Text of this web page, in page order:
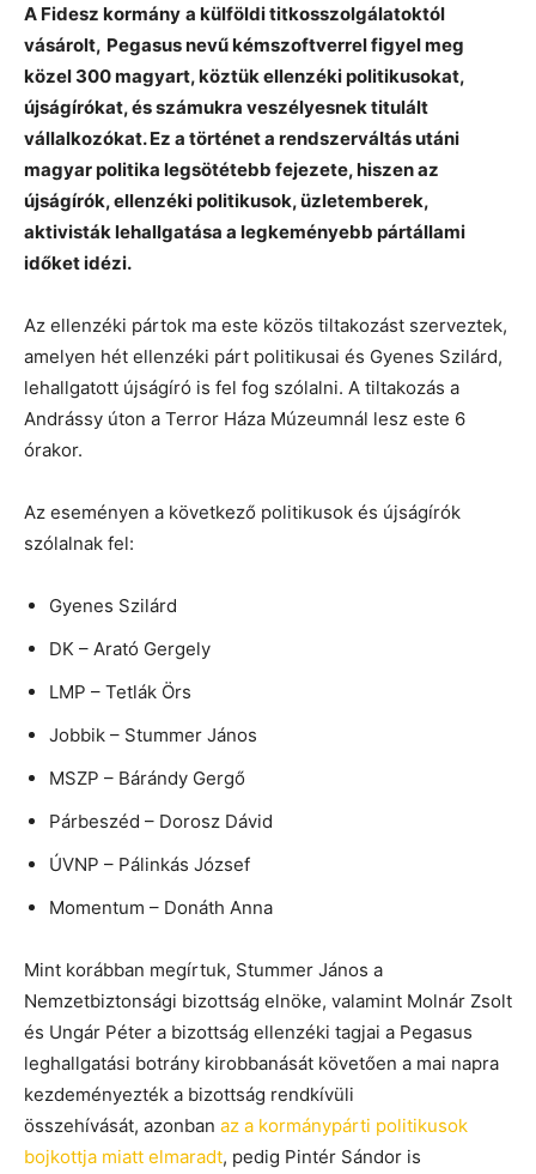
A Fidesz kormány a külföldi titkosszolgálatoktól
vásárolt, Pegasus nevű kémszoftverrel figyel meg
közel 300 magyart, köztük ellenzéki politikusokat,
újságírókat, és számukra veszélyesnek titulált
vállalkozókat. Ez a történet a rendszerváltás utáni
magyar politika legsötétebb fejezete, hiszen az
újságírók, ellenzéki politikusok, üzletemberek,
aktivisták lehallgatása a legkeményebb pártállami
időket idézi.
Az ellenzéki pártok ma este közös tiltakozást szerveztek,
amelyen hét ellenzéki párt politikusai és Gyenes Szilárd,
lehallgatott újságíró is fel fog szólalni. A tiltakozás a
Andrássy úton a Terror Háza Múzeumnál lesz este 6
órakor.
Az eseményen a következő politikusok és újságírók
szólalnak fel:
Gyenes Szilárd
DK – Arató Gergely
LMP – Tetlák Örs
Jobbik – Stummer János
MSZP – Bárándy Gergő
Párbeszéd – Dorosz Dávid
ÚVNP – Pálinkás József
Momentum – Donáth Anna
Mint korábban megírtuk, Stummer János a
Nemzetbiztonsági bizottság elnöke, valamint Molnár Zsolt
és Ungár Péter a bizottság ellenzéki tagjai a Pegasus
leghallgatási botrány kirobbanását követően a mai napra
kezdeményezték a bizottság rendkívüli
összehívását, azonban az a kormánypárti politikusok
bojkottja miatt elmaradt, pedig Pintér Sándor is